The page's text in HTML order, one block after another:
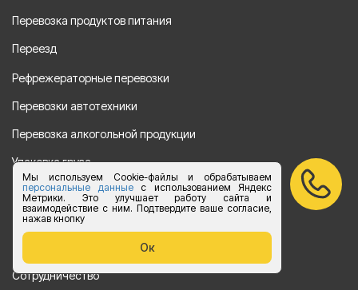
Мы используем Cookie-файлы и обрабатываем
персональные данныес использованием Яндекс
Метрики. Это улучшает работу сайта и
взаимодействие с ним. Подтвердите ваше согласие,
нажав кнопку
Ок
Перевозка продуктов питания
Переезд
Рефрежераторные перевозки
Перевозки автотехники
Перевозка алкогольной продукции
Упаковка груза
Наши направления
Клиенту
Сотрудничество